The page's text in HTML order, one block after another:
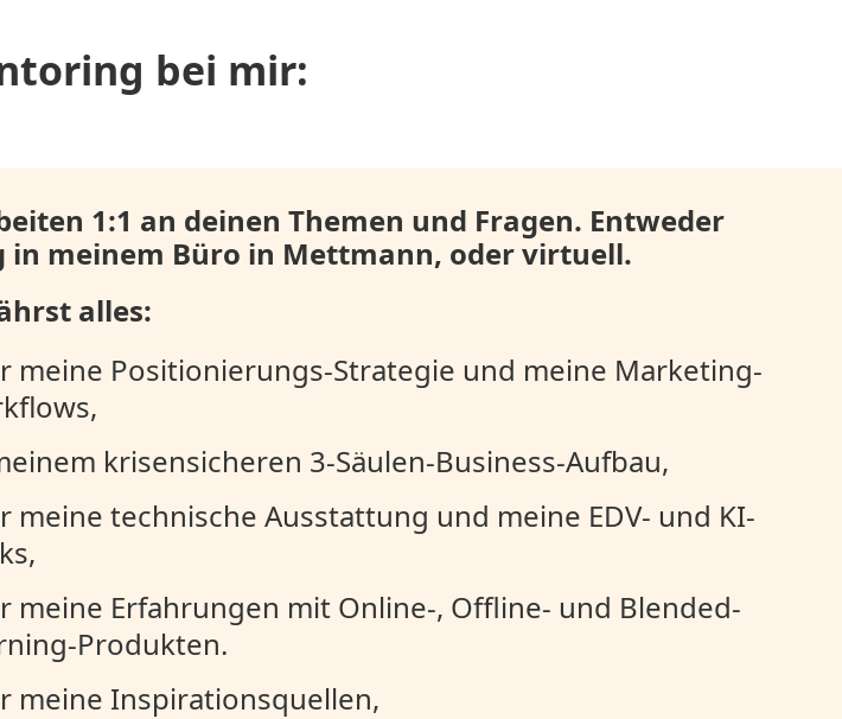
bei mir:
1:1 an deinen Themen und Fragen. Entweder
in meinem Büro in Mettmann, oder virtuell.
alles:
meine Positionierungs-Strategie und meine Marketing-
krisensicheren 3-Säulen-Business-Aufbau,
meine technische Ausstattung und meine EDV- und KI-
meine Erfahrungen mit Online-, Offline- und Blended-
Produkten.
meine Inspirationsquellen,